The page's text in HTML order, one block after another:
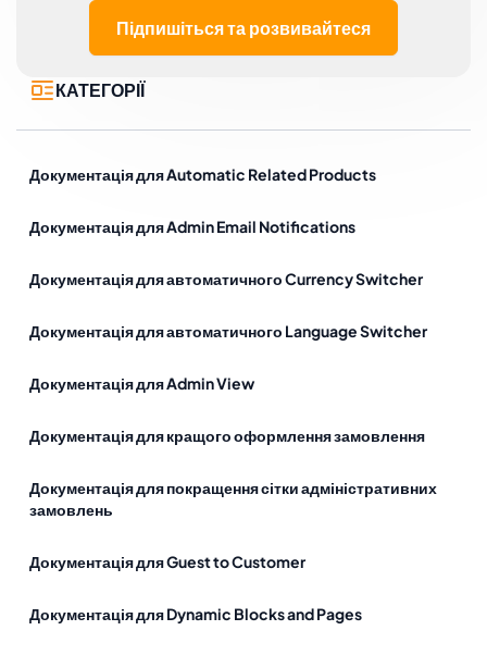
Підпишіться та розвивайтеся
КАТЕГОРІЇ
Документація для Automatic Related Products
Документація для Admin Email Notifications
Документація для автоматичного Currency Switcher
Документація для автоматичного Language Switcher
Документація для Admin View
Документація для кращого оформлення замовлення
Документація для покращення сітки адміністративних
замовлень
Документація для Guest to Customer
Документація для Dynamic Blocks and Pages